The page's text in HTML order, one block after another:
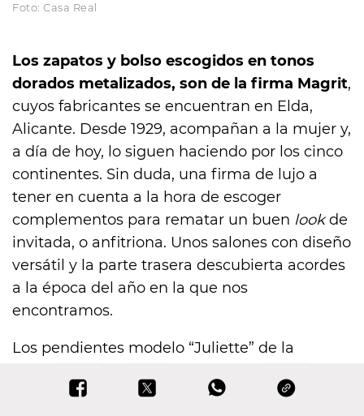
Foto: Casa Real
Los zapatos y bolso escogidos en tonos
dorados metalizados, son de la firma Magrit,
cuyos fabricantes se encuentran en Elda,
Alicante. Desde 1929, acompañan a la mujer y,
a día de hoy, lo siguen haciendo por los cinco
continentes. Sin duda, una firma de lujo a
tener en cuenta a la hora de escoger
complementos para rematar un buen lookde
invitada, o anfitriona. Unos salones con diseño
versátil y la parte trasera descubierta acordes
a la época del año en la que nos
encontramos.
Los pendientes modelo “Juliette” de la
combinación perfecta para dar alegría y luz al